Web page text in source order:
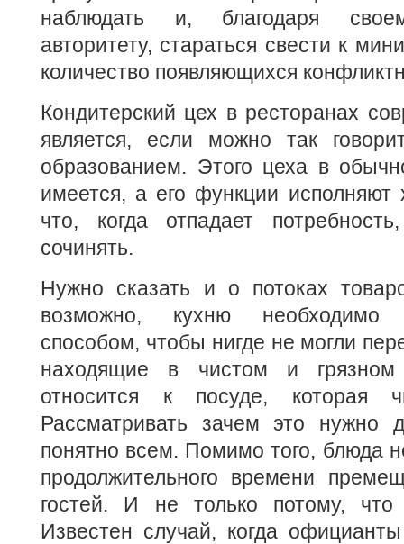
наблюдать и, благодаря
авторитету, стараться свести к
количество появляющихся
Кондитерский цех в ресторанах
является, если можно так
образованием. Этого цеха в
имеется, а его функции исполняют
что, когда отпадает
сочинять.
Нужно сказать и о потоках
возможно, кухню необходимо
способом, чтобы нигде не могли
находящие в чистом и
относится к посуде, которая
Рассматривать зачем это нужно
понятно всем. Помимо того, блюда
продолжительного времени
гостей. И не только потому, что
Известен случай, когда